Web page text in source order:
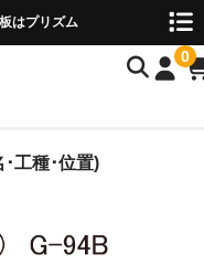
はプリズム
0
･工種･位置)